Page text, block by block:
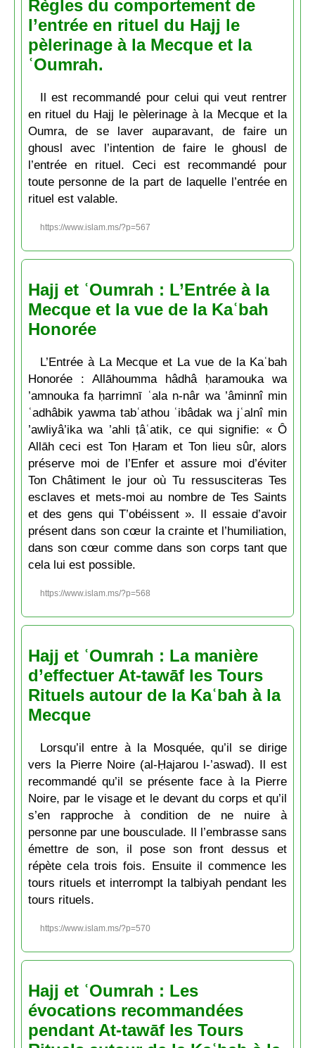
Règles du comportement de
l’entrée en rituel du Hajj le
pèlerinage à la Mecque et la
ʿOumrah.
Il est recommandé pour celui qui veut rentrer
en rituel du Hajj le pèlerinage à la Mecque et la
Oumra, de se laver auparavant, de faire un
ghousl avec l’intention de faire le ghousl de
l’entrée en rituel. Ceci est recommandé pour
toute personne de la part de laquelle l’entrée en
rituel est valable.
https://www.islam.ms/?p=567
Hajj et ʿOumrah : L’Entrée à la
Mecque et la vue de la Kaʿbah
Honorée
L’Entrée à La Mecque et La vue de la Kaʿbah
Honorée : Allāhoumma hâdhâ ḥaramouka wa
’amnouka fa ḥarrimnī ʿala n-nâr wa ’âminnî min
ʿadhâbik yawma tabʿathou ʿibâdak wa jʿalnî min
’awliyâ’ika wa ’ahli ṭâʿatik, ce qui signifie: « Ô
Allāh ceci est Ton Ḥaram et Ton lieu sûr, alors
préserve moi de l’Enfer et assure moi d’éviter
Ton Châtiment le jour où Tu ressusciteras Tes
esclaves et mets-moi au nombre de Tes Saints
et des gens qui T’obéissent ». Il essaie d’avoir
présent dans son cœur la crainte et l’humiliation,
dans son cœur comme dans son corps tant que
cela lui est possible.
https://www.islam.ms/?p=568
Hajj et ʿOumrah : La manière
d’effectuer At-tawāf les Tours
Rituels autour de la Kaʿbah à la
Mecque
Lorsqu’il entre à la Mosquée, qu’il se dirige
vers la Pierre Noire (al-Ḥajarou l-’aswad). Il est
recommandé qu’il se présente face à la Pierre
Noire, par le visage et le devant du corps et qu’il
s’en rapproche à condition de ne nuire à
personne par une bousculade. Il l’embrasse sans
émettre de son, il pose son front dessus et
répète cela trois fois. Ensuite il commence les
tours rituels et interrompt la talbiyah pendant les
tours rituels.
https://www.islam.ms/?p=570
Hajj et ʿOumrah : Les
évocations recommandées
pendant At-tawāf les Tours